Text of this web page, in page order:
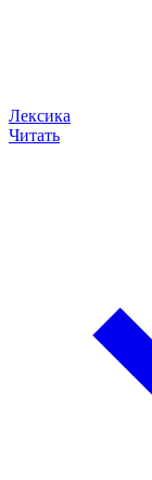
Лексика
Читать